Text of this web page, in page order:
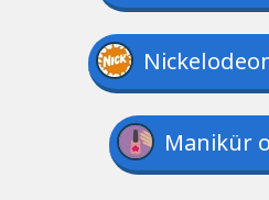
Manikür